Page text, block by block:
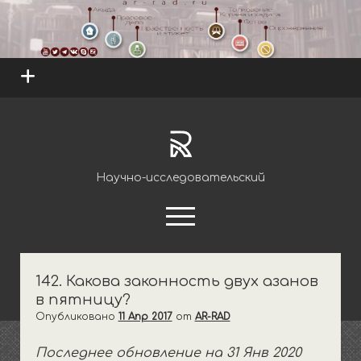
open
ar-
rad.ru
Научно-исследовательский
открыть
меню
youtubetelegram
выпадающее
Основы и правила
меню
Ритуалы очищения
Правовое дело
открыть
142. Какова законность двух азанов
в пятницу?
Опубликовано 11 Апр 2017от AR-RAD
Последнее обновление на 31 Янв 2020